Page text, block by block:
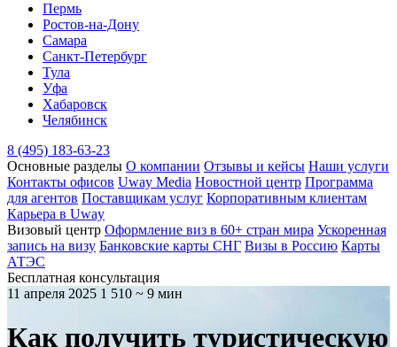
Пермь
Ростов-на-Дону
Самара
Санкт-Петербург
Тула
Уфа
Хабаровск
Челябинск
8 (495) 183-63-23
Основные разделы О компании Отзывы и кейсы Наши услуги
Контакты офисов Uway Media Новостной центр Программа
для агентов Поставщикам услуг Корпоративным клиентам
Карьера в Uway
Визовый центр Оформление виз в 60+ стран мира Ускоренная
запись на визу Банковские карты СНГ Визы в Россию Карты
АТЭС
Бесплатная консультация
11 апреля 2025 1 510 ~ 9 мин
Как получить туристическую